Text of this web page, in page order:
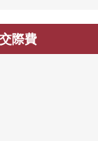
際費